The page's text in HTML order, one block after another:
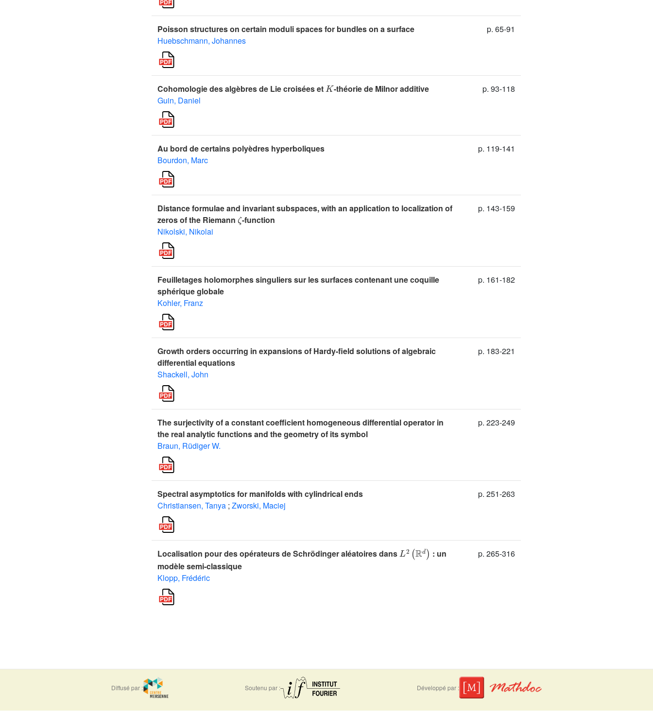
Poisson structures on certain moduli spaces for bundles on a surface
Huebschmann, Johannes
p. 65-91
Cohomologie des algèbres de Lie croisées et
K
-théorie de Milnor additive
Guin, Daniel
p. 93-118
Au bord de certains polyèdres hyperboliques
Bourdon, Marc
p. 119-141
Distance formulae and invariant subspaces, with an application to localization of
zeros of the Riemann
ζ
-function
Nikolski, Nikolai
p. 143-159
Feuilletages holomorphes singuliers sur les surfaces contenant une coquille
sphérique globale
Kohler, Franz
p. 161-182
Growth orders occurring in expansions of Hardy-field solutions of algebraic
differential equations
Shackell, John
p. 183-221
The surjectivity of a constant coefficient homogeneous differential operator in
the real analytic functions and the geometry of its symbol
Braun, Rüdiger W.
p. 223-249
Spectral asymptotics for manifolds with cylindrical ends
Christiansen, Tanya ; Zworski, Maciej
p. 251-263
Localisation pour des opérateurs de Schrödinger aléatoires dans
L2 (ℝ d)
: un
modèle semi-classique
Klopp, Frédéric
p. 265-316
Diffusé par : Soutenu par : Développé par :